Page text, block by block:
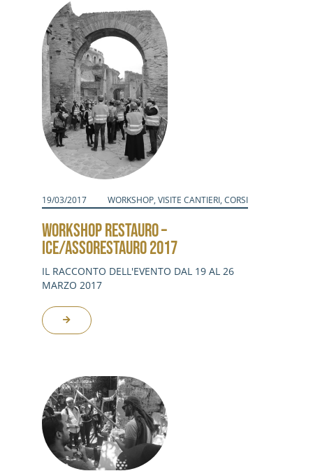
19/03/2017 WORKSHOP, VISITE CANTIERI, CORSI
WORKSHOP RESTAURO –
ICE/ASSORESTAURO 2017
IL RACCONTO DELL'EVENTO DAL 19 AL 26
MARZO 2017